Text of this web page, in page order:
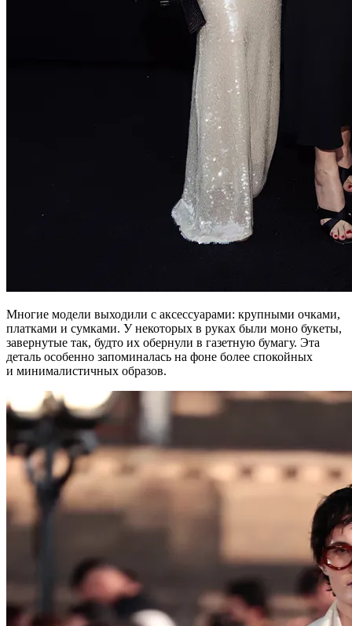
Многие модели выходили с аксессуарами: крупными очками,
платками и сумками. У некоторых в руках были моно букеты,
завернутые так, будто их обернули в газетную бумагу. Эта
деталь особенно запоминалась на фоне более спокойных
и минималистичных образов.